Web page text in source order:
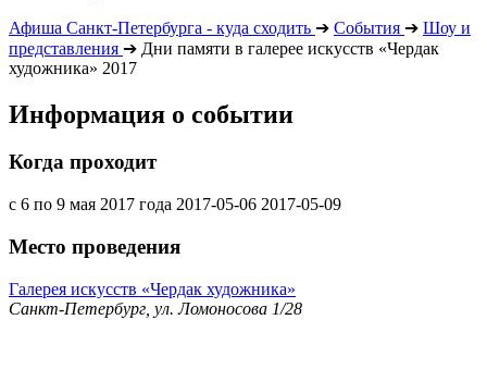
Афиша Санкт-Петербурга - куда сходить ➔ События ➔ Шоу и
представления ➔ Дни памяти в галерее искусств «Чердак
художника» 2017
Информация о событии
Когда проходит
с 6 по 9 мая 2017 года 2017-05-06 2017-05-09
Место проведения
Галерея искусств «Чердак художника»
Санкт-Петербург, ул. Ломоносова 1/28